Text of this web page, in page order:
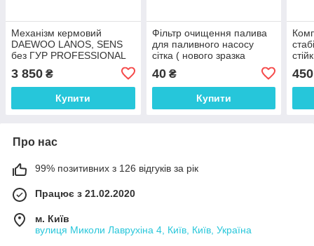
Механізм кермовий
DAEWOO LANOS, SENS
без ГУР PROFESSIONAL
3 850 ₴
Купити
Фільтр очищення палива
для паливного насосу
сітка ( нового зразка
11мм) DAEWOO LANOS,
SENS
40₴
Купити
450
Про нас
99% позитивних з 126 відгуків за рік
Працює з 21.02.2020
м. Київ
вулиця Миколи Лаврухіна 4, Київ, Київ, Україна